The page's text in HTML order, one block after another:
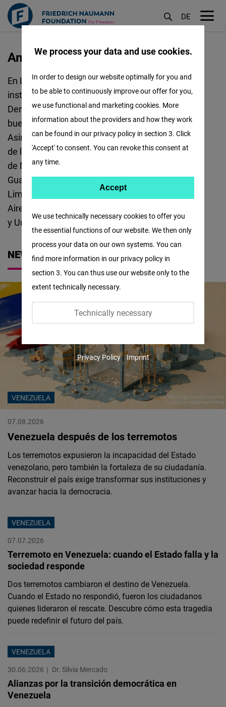
Pasar
contenido
principal
DE
America Latina
En Latinoamérica trabajamos para promover
instituciones democráticas fuertes, respeto a los
Derechos Humanos y al Estado de derecho,
buenos gobiernos y economías de mercado.
Asimismo, fomentamos el diálogo liberal dentro
de la región. Contamos con oficinas en la Ciudad
de México para proyecto México; Ciudad de
Guatemala, Guatemala para Centroamérica;
Lima, Perú; para los Países Andinos, y Buenos
Aires, Argentina; para Argentina, Brasil, Paraguay
y Uruguay.
NEWS
VENEZUELA
07.08.2026
Venezuela después de los terremotos
Los terremotos expusieron la incapacidad del Estado
venezolano, pero también la fortaleza de su ciudadanía.
Reconstruir el país exige transformar sus instituciones y
avanzar hacia la democracia.
VENEZUELA
07.07.2026
Terremoto en Venezuela: cuando el Estado falla y la
sociedad responde
Dos terremotos cambiaron el destino de Venezuela.
Cuando el Estado no respondió, fueron los ciudadanos
quienes lideraron el rescate. Descubre cómo esta tragedia
puede redefinir el futuro del país.
VENEZUELA
30.06.2026
Dr. Silvia Mercado
Alianzas por la transición democrática en
Venezuela
We process your data and use cookies.
We use technically necessary cookies to offer you
the essential functions of our website. We then only
process your data on our own systems. You can
find more information in our privacy policy in
section 3. You can thus use our website only to the
extent technically necessary.
Technically necessary
In order to design our website optimally for you and
to be able to continuously improve our offer for you,
we use functional and marketing cookies. More
information about the providers and how they work
can be found in our privacy policy in section 3. Click
'Accept' to consent. You can revoke this consent at
any time.
Facebook
Embed
Twitter
Embed
Youtube
Embed
Google
Maps
Embed
Cloudinary
Flickr
Embed
Podigee
Embed
D.Vinci
Typeform
Embed
Accept
Privacy Policy Imprint